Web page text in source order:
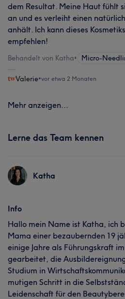
dem Resultat. Meine Haut fühlt
an und es verleiht einen
anhält. Ich kann dieses
empfehlen!
Behandelt von Katha• Micro-
Valerie•vor etwa 2 Monaten
Mehr anzeigen...
Lerne das Team kennen
Katha
Info
Hallo mein Name ist Katha, ich
Mama einer bezaubernden 19
einige Jahre als Führungskraft
gearbeitet, die
Studium in
mutigen Schritt in die
Leidenschaft für den